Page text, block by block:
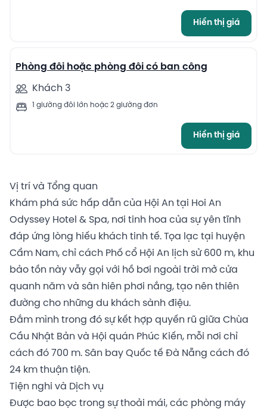
Hiển thị giá
13
Phòng đôi hoặc phòng đôi có ban công
Khách 3
1 giường đôi lớn hoặc 2 giường đơn
Hiển thị giá
Vị trí và Tổng quan
Khám phá sức hấp dẫn của Hội An tại Hoi An
Odyssey Hotel & Spa, nơi tinh hoa của sự yên tĩnh
đáp ứng lòng hiếu khách tinh tế. Tọa lạc tại huyện
Cẩm Nam, chỉ cách Phố cổ Hội An lịch sử 600 m, khu
bảo tồn này vẫy gọi với hồ bơi ngoài trời mở cửa
quanh năm và sân hiên phơi nắng, tạo nên thiên
đường cho những du khách sành điệu.
Đắm mình trong đó sự kết hợp quyến rũ giữa Chùa
Cầu Nhật Bản và Hội quán Phúc Kiến, mỗi nơi chỉ
cách đó 700 m. Sân bay Quốc tế Đà Nẵng cách đó
24 km thuận tiện.
Tiện nghi và Dịch vụ
Được bao bọc trong sự thoải mái, các phòng máy